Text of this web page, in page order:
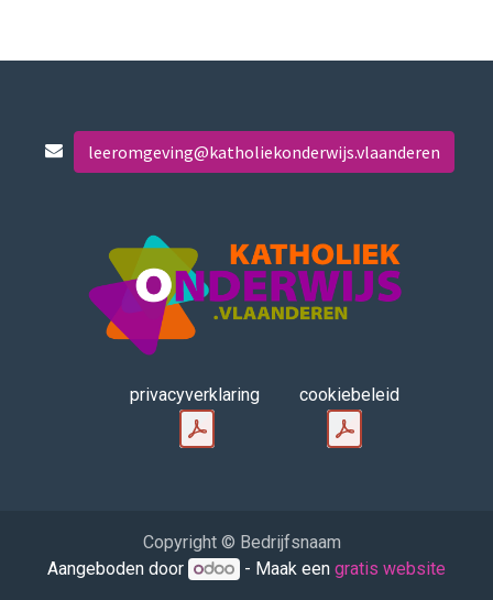
leeromgeving@katholiekonderwijs.vlaanderen
privacyverklaring cookiebeleid
Copyright © Bedrijfsnaam
Aangeboden door
- Maak een gratis website